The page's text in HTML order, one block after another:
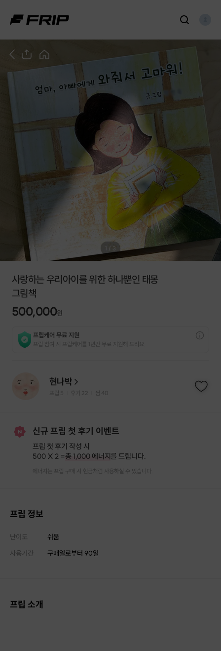
/ 3
사랑하는 우리아이를 위한 하나뿐인 태몽
그림책
500,000원
프립케어 무료 지원
프립 참여 시 프립케어를 1년간 무료 지원해 드리요.
현나박
프립 5 후기 22 찜 40
신규 프립 첫 후기 이벤트
프립 첫 후기 작성 시
500 X 2 =총 1,000 에너지를 드립니다.
에너지는 프립 구매 시 현금처럼 사용하실 수 있습니다.
프립 정보
난이도
쉬움
사용기간
구매일로부터 90일
프립 소개